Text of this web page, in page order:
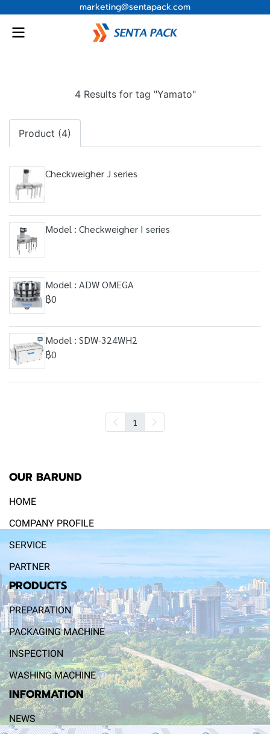
marketing@sentapack.com
4 Results for tag "Yamato"
Product (4)
Checkweigher J series
Model : Checkweigher I series
Model : ADW OMEGA
฿0
Model : SDW-324WH2
฿0
1
OUR BARUND
HOME
COMPANY PROFILE
SERVICE
PARTNER
PRODUCTS
PREPARATION
PACKAGING MACHINE
INSPECTION
WASHING MACHINE
INFORMATION
NEWS